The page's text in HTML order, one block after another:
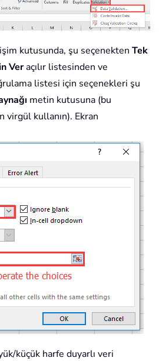
kutusunda, şu seçenekten Tek
Veraçılır listesinden ve
listesi için seçenekleri şu
metin kutusuna (bu
virgül kullanın). Ekran
küçük harfe duyarlı veri